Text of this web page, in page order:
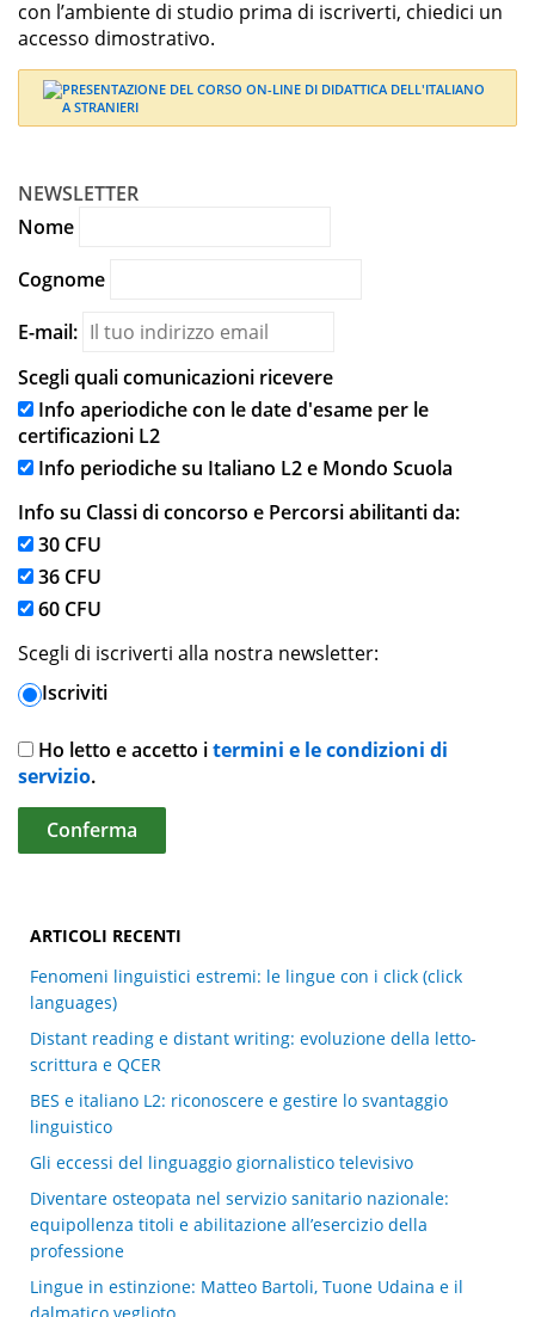
con l’ambiente di studio prima di iscriverti, chiedici un
accesso dimostrativo.
NEWSLETTER
Nome
Cognome
E-mail:
Scegli quali comunicazioni ricevere
Info aperiodiche con le date d'esame per le
certificazioni L2
Info periodiche su Italiano L2 e Mondo Scuola
Info su Classi di concorso e Percorsi abilitanti da:
30 CFU
36 CFU
60 CFU
Scegli di iscriverti alla nostra newsletter:
Iscriviti
Ho letto e accetto itermini e le condizioni di
servizio.
ARTICOLI RECENTI
Fenomeni linguistici estremi: le lingue con i click (click
languages)
Distant reading e distant writing: evoluzione della letto-
scrittura e QCER
BES e italiano L2: riconoscere e gestire lo svantaggio
linguistico
Gli eccessi del linguaggio giornalistico televisivo
Diventare osteopata nel servizio sanitario nazionale:
equipollenza titoli e abilitazione all’esercizio della
professione
Lingue in estinzione: Matteo Bartoli, Tuone Udaina e il